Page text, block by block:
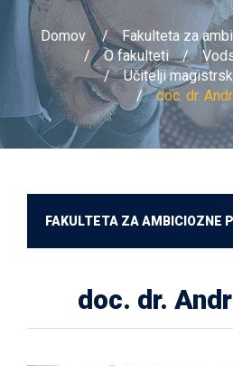
Domov
Fakulteta za
O fakulteti
Učitelji
doc. dr.
FAKULTETA ZA AMBICIOZNE
doc. dr.